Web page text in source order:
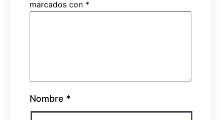
marcados con *
Nombre *